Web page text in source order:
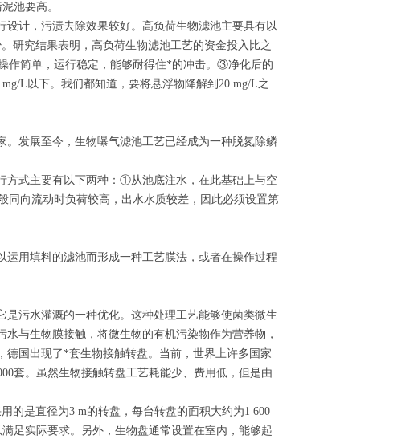
池要高。
计，污渍去除效果较好。高负荷生物滤池主要具有以
研究结果表明，高负荷生物滤池工艺的资金投入比之
作简单，运行稳定，能够耐得住*的冲击。③净化后的
L以下。我们都知道，要将悬浮物降解到20 mg/L之
发展至今，生物曝气滤池工艺已经成为一种脱氮除鳞
方式主要有以下两种：①从池底注水，在此基础上与空
向流动时负荷较高，出水水质较差，因此必须设置第
用填料的滤池而形成一种工艺膜法，或者在操作过程
污水灌溉的一种优化。这种处理工艺能够使菌类微生
与生物膜接触，将微生物的有机污染物作为营养物，
德国出现了*套生物接触转盘。当前，世界上许多国家
套。虽然生物接触转盘工艺耗能少、费用低，但是由
的是直径为3 m的转盘，每台转盘的面积大约为1 600
足实际要求。另外，生物盘通常设置在室内，能够起